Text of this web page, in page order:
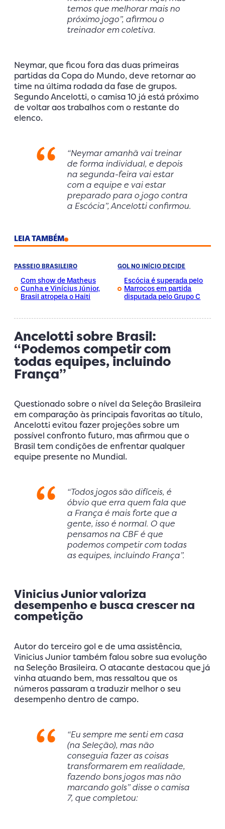
temos que melhorar mais no
próximo jogo”, afirmou o
treinador em coletiva.
Neymar, que ficou fora das duas primeiras
partidas da Copa do Mundo, deve retornar ao
time na última rodada da fase de grupos.
Segundo Ancelotti, o camisa 10 já está próximo
de voltar aos trabalhos com o restante do
elenco.
“Neymar amanhã vai treinar
de forma individual, e depois
na segunda-feira vai estar
com a equipe e vai estar
preparado para o jogo contra
a Escócia”, Ancelotti confirmou.
LEIA TAMBÉM
PASSEIO BRASILEIRO
Com show de Matheus
Cunha e Vinícius Júnior,
Brasil atropela o Haiti
GOL NO INÍCIO DECIDE
Escócia é superada pelo
Marrocos em partida
disputada pelo Grupo C
Ancelotti sobre Brasil:
“Podemos competir com
todas equipes, incluindo
França”
Questionado sobre o nível da Seleção Brasileira
em comparação às principais favoritas ao título,
Ancelotti evitou fazer projeções sobre um
possível confronto futuro, mas afirmou que o
Brasil tem condições de enfrentar qualquer
equipe presente no Mundial.
“Todos jogos são difíceis, é
óbvio que erra quem fala que
a França é mais forte que a
gente, isso é normal. O que
pensamos na CBF é que
podemos competir com todas
as equipes, incluindo França”.
Vinicius Junior valoriza
desempenho e busca crescer na
competição
Autor do terceiro gol e de uma assistência,
Vinicius Junior também falou sobre sua evolução
na Seleção Brasileira. O atacante destacou que já
vinha atuando bem, mas ressaltou que os
números passaram a traduzir melhor o seu
desempenho dentro de campo.
“Eu sempre me senti em casa
(na Seleção), mas não
conseguia fazer as coisas
transformarem em realidade,
fazendo bons jogos mas não
marcando gols” disse o camisa
7, que completou: